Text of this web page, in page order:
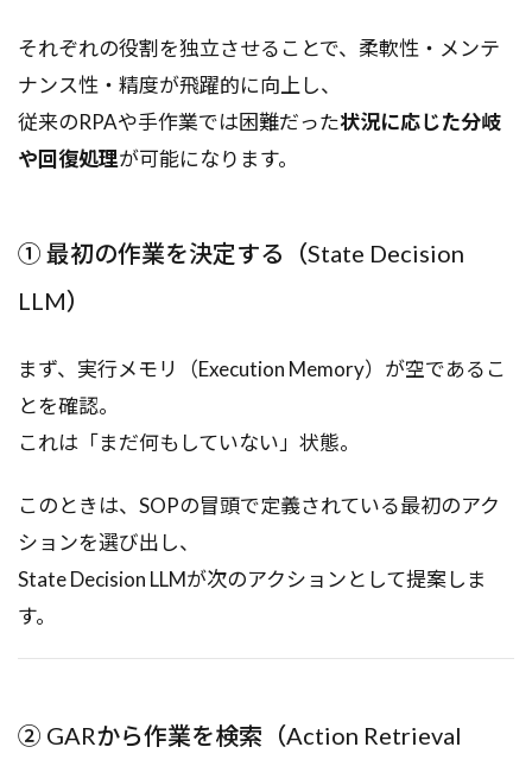
それぞれの役割を独立させることで、柔軟性・メンテ
ナンス性・精度が飛躍的に向上し、
従来のRPAや手作業では困難だった状況に応じた分岐
や回復処理が可能になります。
① 最初の作業を決定する（State Decision
LLM）
まず、実行メモリ（Execution Memory）が空であるこ
とを確認。
これは「まだ何もしていない」状態。
このときは、SOPの冒頭で定義されている最初のアク
ションを選び出し、
State Decision LLMが次のアクションとして提案しま
す。
② GARから作業を検索（Action Retrieval